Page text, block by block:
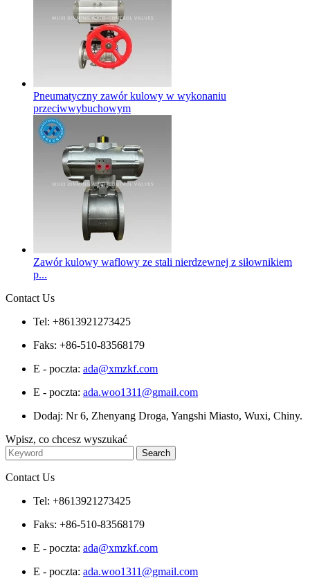
Pneumatyczny zawór kulowy w wykonaniu
przeciwwybuchowym
Zawór kulowy waflowy ze stali nierdzewnej z siłownikiem
p...
Contact Us
Tel: +8613921273425
Faks: +86-510-83568179
E - poczta: ada@xmzkf.com
E - poczta: ada.woo1311@gmail.com
Dodaj: Nr 6, Zhenyang Droga, Yangshi Miasto, Wuxi, Chiny.
Wpisz, co chcesz wyszukać
Contact Us
Tel: +8613921273425
Faks: +86-510-83568179
E - poczta: ada@xmzkf.com
E - poczta: ada.woo1311@gmail.com